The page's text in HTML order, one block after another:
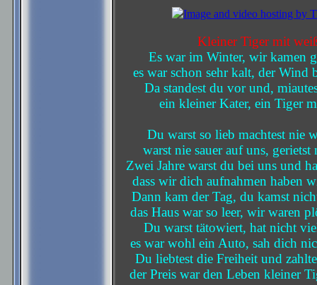
Kleiner Tiger mit
Es war im Winter, wir kamen
es war schon sehr kalt, der Wind
Da standest du vor und,
ein kleiner Kater, ein Tiger
Du warst so lieb machtest nie
warst nie sauer auf uns,
Zwei Jahre warst du bei uns und
dass wir dich aufnahmen haben
Dann kam der Tag, du kamst
das Haus war so leer, wir waren
Du warst tätowiert, hat nicht
es war wohl ein Auto, sah dich
Du liebtest die Freiheit und
der Preis war den Leben kleiner